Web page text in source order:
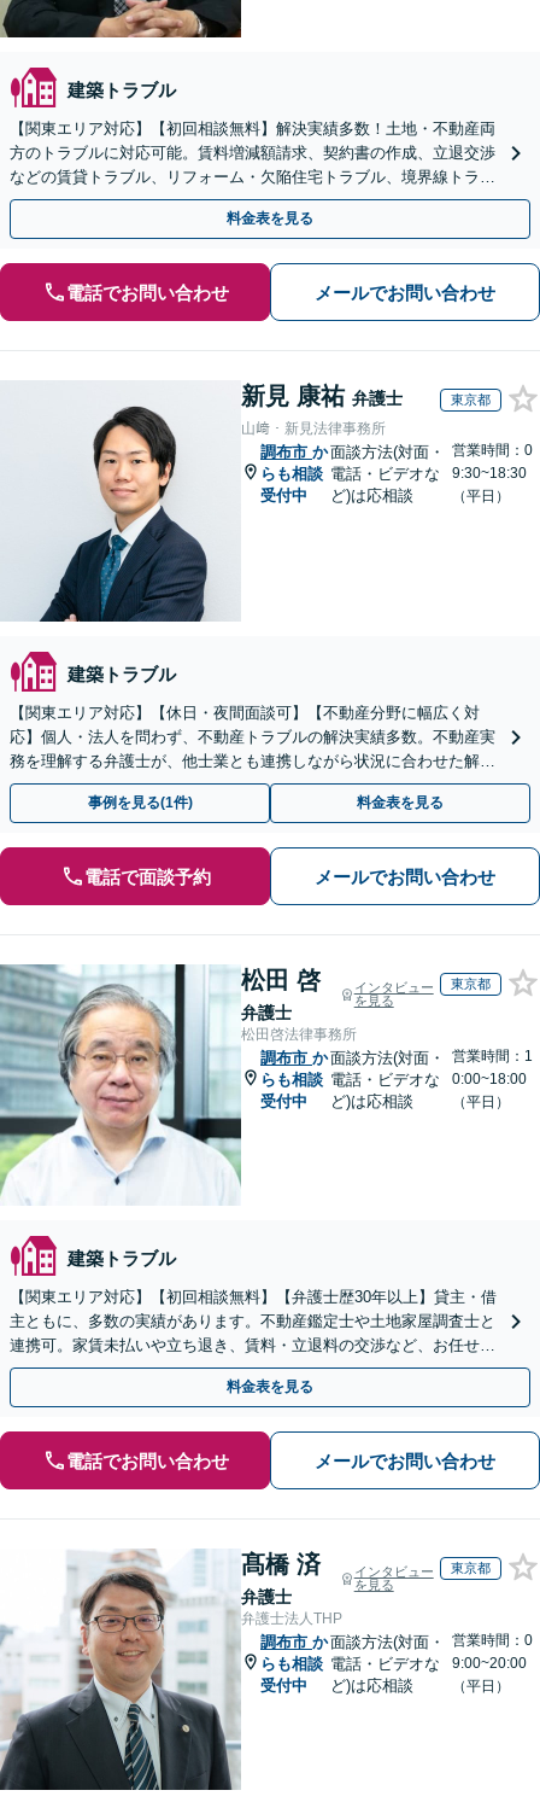
建築トラブル
【関東エリア対応】【初回相談無料】解決実績多数！土地・不動産両
方のトラブルに対応可能。賃料増減額請求、契約書の作成、立退交渉
などの賃貸トラブル、リフォーム・欠陥住宅トラブル、境界線トラブ
ルはお任せください【休日・夜間相談可（要予約）】
料金表を見る
電話でお問い合わせ メールでお問い合わせ
新見 康祐 弁護士 東京都
山﨑・新見法律事務所
調布市 か
らも相談
受付中
面談方法(対面・
電話・ビデオな
ど)は応相談
営業時間：0
9:30~18:30
（平日）
建築トラブル
【関東エリア対応】【休日・夜間面談可】【不動産分野に幅広く対
応】個人・法人を問わず、不動産トラブルの解決実績多数。不動産実
務を理解する弁護士が、他士業とも連携しながら状況に合わせた解決
をサポートします。【オンライン対応可】
事例を見る(1件) 料金表を見る
電話で面談予約 メールでお問い合わせ
松田 啓
弁護士
インタビュー
を見る
東京都
松田啓法律事務所
調布市 か
らも相談
受付中
面談方法(対面・
電話・ビデオな
ど)は応相談
営業時間：1
0:00~18:00
（平日）
建築トラブル
【関東エリア対応】【初回相談無料】【弁護士歴30年以上】貸主・借
主ともに、多数の実績があります。不動産鑑定士や土地家屋調査士と
連携可。家賃未払いや立ち退き、賃料・立退料の交渉など、お任せく
ださい【事前予約で休日・夜間面談可】【WEB面談可】
料金表を見る
電話でお問い合わせ メールでお問い合わせ
髙橋 済
弁護士
インタビュー
を見る
東京都
弁護士法人THP
調布市 か
らも相談
受付中
面談方法(対面・
電話・ビデオな
ど)は応相談
営業時間：0
9:00~20:00
（平日）